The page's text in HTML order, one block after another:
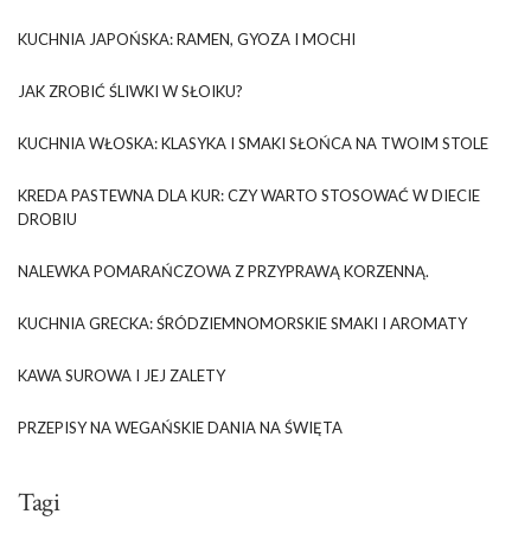
KUCHNIA JAPOŃSKA: RAMEN, GYOZA I MOCHI
JAK ZROBIĆ ŚLIWKI W SŁOIKU?
KUCHNIA WŁOSKA: KLASYKA I SMAKI SŁOŃCA NA TWOIM STOLE
KREDA PASTEWNA DLA KUR: CZY WARTO STOSOWAĆ W DIECIE
DROBIU
NALEWKA POMARAŃCZOWA Z PRZYPRAWĄ KORZENNĄ.
KUCHNIA GRECKA: ŚRÓDZIEMNOMORSKIE SMAKI I AROMATY
KAWA SUROWA I JEJ ZALETY
PRZEPISY NA WEGAŃSKIE DANIA NA ŚWIĘTA
Tagi